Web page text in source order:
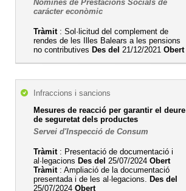
Nòmines de Prestacions Socials de
carácter econòmic
Tràmit: Sol·licitud del complement de
rendes de les Illes Balears a les pensions
no contributives Des del 21/12/2021 Obert
Infraccions i sancions
Mesures de reacció per garantir el deure
de seguretat dels productes
Servei d'Inspecció de Consum
Tràmit: Presentació de documentació i
al·legacions Des del 25/07/2024 Obert
Tràmit: Ampliació de la documentació
presentada i de les al·legacions. Des del
25/07/2024 Obert